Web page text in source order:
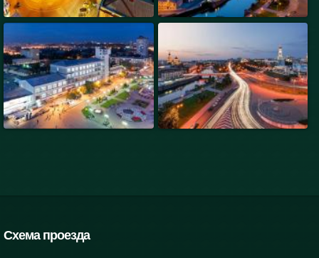
Схема проезда